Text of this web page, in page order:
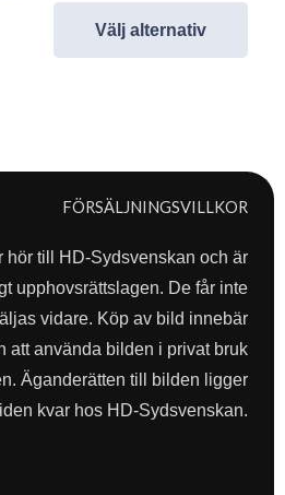
Välj alternativ
FÖRSÄLJNINGSVILLKOR
hör till HD-Sydsvenskan och är
upphovsrättslagen. De får inte
vidare. Köp av bild innebär
att använda bilden i privat bruk
Äganderätten till bilden ligger
kvar hos HD-Sydsvenskan.